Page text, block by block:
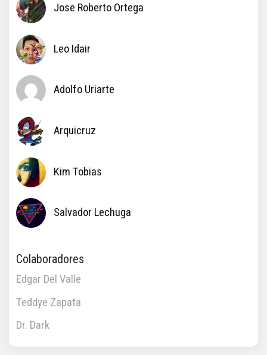
Jose Roberto Ortega
Leo Idair
Adolfo Uriarte
Arquicruz
Kim Tobias
Salvador Lechuga
Colaboradores
Edgar Del Valle
Teddye Zapata
Dr. Dark